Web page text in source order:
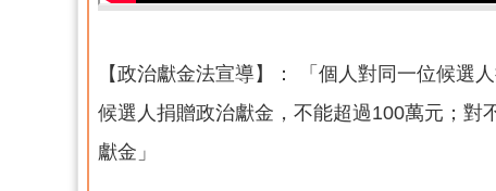
【政治獻金法宣導】： 「個人對同一位候選
候選人捐贈政治獻金，不能超過100萬元；
獻金」